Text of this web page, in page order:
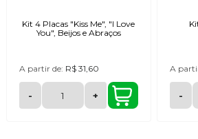
Kit 4 Placas "Kiss Me", "I Love
You", Beijos e Abraços
A partir de: R$ 31,60
- +
A
-